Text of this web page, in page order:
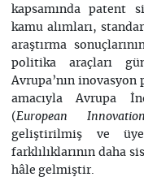
kapsamında patent
kamu alımları,
araştırma
politika araçları
Avrupa’nın
amacıyla Avrupa
( European
geliştirilmiş ve üye
farklılıklarının daha
hâle gelmiştir.